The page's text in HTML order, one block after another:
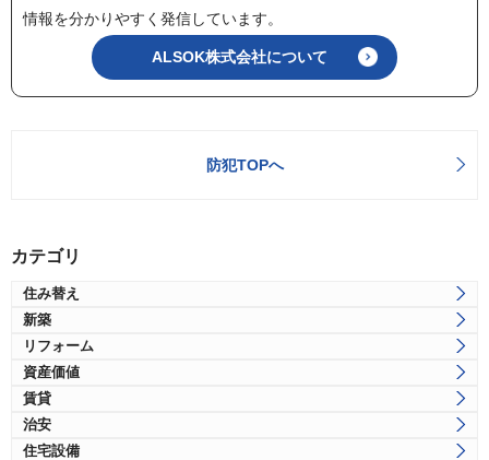
情報を分かりやすく発信しています。
ALSOK株式会社について
防犯TOPへ
カテゴリ
住み替え
新築
リフォーム
資産価値
賃貸
治安
住宅設備